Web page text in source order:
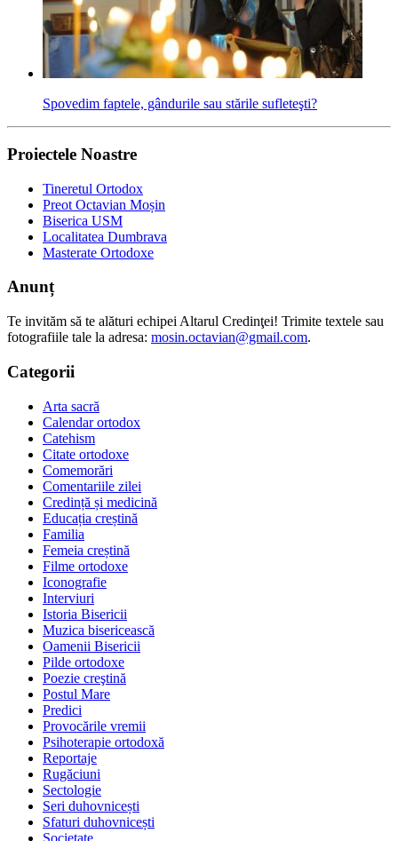
Spovedim faptele, gândurile sau stările sufleteşti?
Proiectele Noastre
Tineretul Ortodox
Preot Octavian Moșin
Biserica USM
Localitatea Dumbrava
Masterate Ortodoxe
Anunț
Te invităm să te alături echipei Altarul Credinţei! Trimite textele sau
fotografiile tale la adresa: mosin.octavian@gmail.com.
Categorii
Arta sacră
Calendar ortodox
Catehism
Citate ortodoxe
Comemorări
Comentariile zilei
Credință și medicină
Educația creștină
Familia
Femeia creștină
Filme ortodoxe
Iconografie
Interviuri
Istoria Bisericii
Muzica bisericească
Oamenii Bisericii
Pilde ortodoxe
Poezie creştină
Postul Mare
Predici
Provocările vremii
Psihoterapie ortodoxă
Reportaje
Rugăciuni
Sectologie
Seri duhovnicești
Sfaturi duhovnicești
Societate